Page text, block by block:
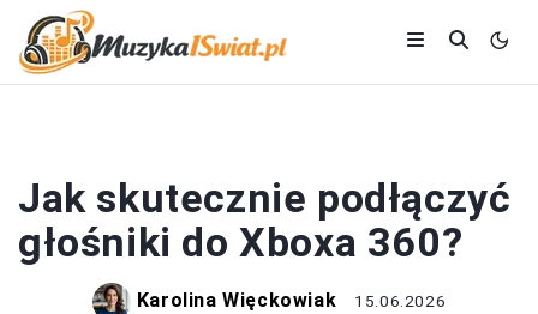
Jak skutecznie podłączyć
głośniki do Xboxa 360?
Karolina Więckowiak 15.06.2026